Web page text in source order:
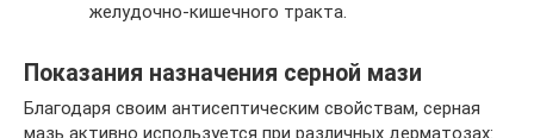
желудочно-кишечного тракта.
Показания назначения серной мази
Благодаря своим антисептическим свойствам, серная
мазь активно используется при различных дерматозах: